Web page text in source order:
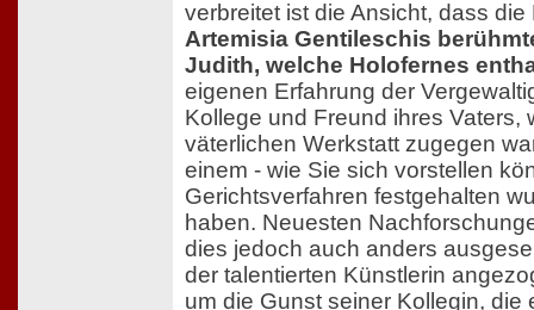
verbreitet ist die Ansicht, dass die
Artemisia Gentileschis
Judith, welche Holofernes
eigenen Erfahrung der
Kollege und Freund ihres Vaters,
väterlichen Werkstatt zugegen
einem - wie Sie sich vorstellen
Gerichtsverfahren festgehalten
haben. Neuesten
dies jedoch auch anders
der talentierten Künstlerin
um die Gunst seiner Kollegin, die